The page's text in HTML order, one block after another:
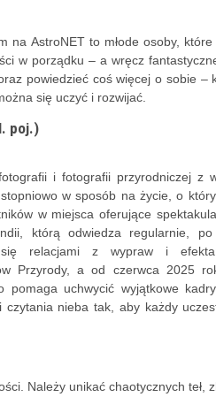
na AstroNET to młode osoby, które
w porządku – a wręcz
powiedzieć coś więcej o sobie –
się uczyć i rozwijać.
poj.)
i fotografii przyrodniczej z
w sposób na życie, o
w miejsca oferujące
którą odwiedza regularnie, po
się relacjami z wypraw i
Przyrody, a od czerwca 2025
pomaga uchwycić wyjątkowe
nieba tak, aby każdy
Należy unikać chaotycznych teł,